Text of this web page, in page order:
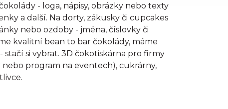
- loga, nápisy, obrázky nebo texty
a další. Na dorty, zákusky či cupcakes
nebo ozdoby - jména, číslovky či
kvalitní bean to bar čokolády, máme
stačí si vybrat. 3D čokotiskárna pro firmy
program na eventech), cukrárny,